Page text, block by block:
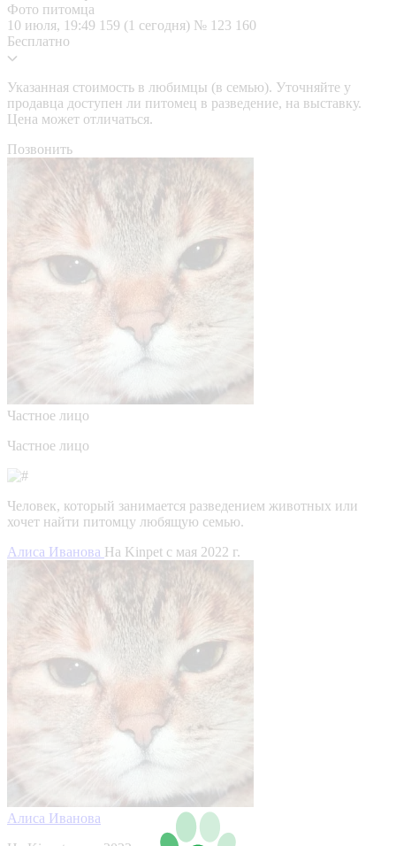
Фото питомца
10 июля, 19:49 159 (1 сегодня) № 123 160
Бесплатно
Указанная стоимость в любимцы (в семью). Уточняйте у
продавца доступен ли питомец в разведение, на выставку.
Цена может отличаться.
Позвонить
Частное лицо
Частное лицо
Человек, который занимается разведением животных или
хочет найти питомцу любящую семью.
Алиса Иванова На Kinpet c мая 2022 г.
Алиса Иванова